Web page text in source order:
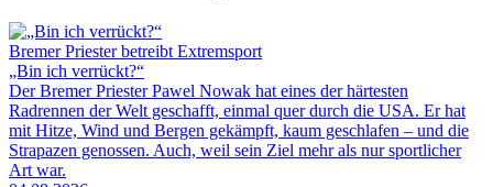
Bremer Priester betreibt Extremsport
„Bin ich verrückt?“
Der Bremer Priester Pawel Nowak hat eines der härtesten
Radrennen der Welt geschafft, einmal quer durch die USA. Er hat
mit Hitze, Wind und Bergen gekämpft, kaum geschlafen – und die
Strapazen genossen. Auch, weil sein Ziel mehr als nur sportlicher
Art war.